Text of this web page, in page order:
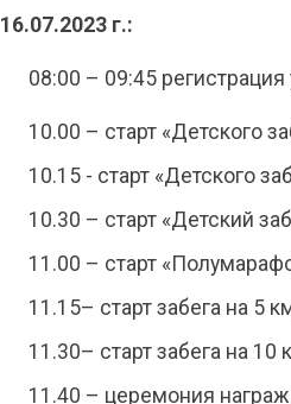
16.07.2023 г.:
08:00 – 09:45 регистрация
10.00 – старт «Детского
10.15 - старт «Детского
10.30 – старт «Детский
11.00 – старт
11.15– старт забега на 5
11.30– старт забега на 10
11.40 – церемония